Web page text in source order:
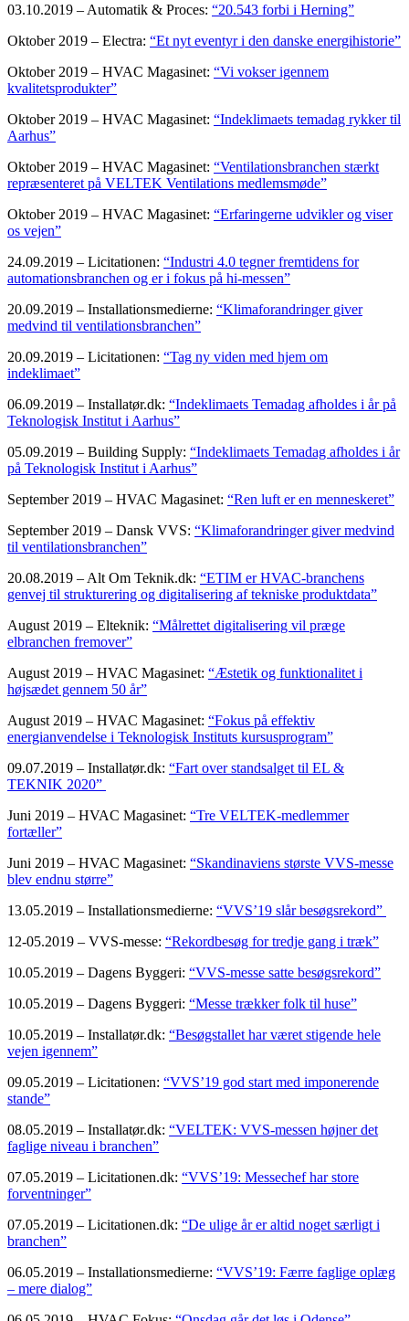
03.10.2019 – Automatik & Proces: “20.543 forbi i Herning”
Oktober 2019 – Electra: “Et nyt eventyr i den danske energihistorie”
Oktober 2019 – HVAC Magasinet: “Vi vokser igennem
kvalitetsprodukter”
Oktober 2019 – HVAC Magasinet: “Indeklimaets temadag rykker til
Aarhus”
Oktober 2019 – HVAC Magasinet: “Ventilationsbranchen stærkt
repræsenteret på VELTEK Ventilations medlemsmøde”
Oktober 2019 – HVAC Magasinet: “Erfaringerne udvikler og viser
os vejen”
24.09.2019 – Licitationen: “Industri 4.0 tegner fremtidens for
automationsbranchen og er i fokus på hi-messen”
20.09.2019 – Installationsmedierne: “Klimaforandringer giver
medvind til ventilationsbranchen”
20.09.2019 – Licitationen: “Tag ny viden med hjem om
indeklimaet”
06.09.2019 – Installatør.dk: “Indeklimaets Temadag afholdes i år på
Teknologisk Institut i Aarhus”
05.09.2019 – Building Supply: “Indeklimaets Temadag afholdes i år
på Teknologisk Institut i Aarhus”
September 2019 – HVAC Magasinet: “Ren luft er en menneskeret”
September 2019 – Dansk VVS: “Klimaforandringer giver medvind
til ventilationsbranchen”
20.08.2019 – Alt Om Teknik.dk: “ETIM er HVAC-branchens
genvej til strukturering og digitalisering af tekniske produktdata”
August 2019 – Elteknik: “Målrettet digitalisering vil præge
elbranchen fremover”
August 2019 – HVAC Magasinet: “Æstetik og funktionalitet i
højsædet gennem 50 år”
August 2019 – HVAC Magasinet: “Fokus på effektiv
energianvendelse i Teknologisk Instituts kursusprogram”
09.07.2019 – Installatør.dk: “Fart over standsalget til EL &
TEKNIK 2020”
Juni 2019 – HVAC Magasinet: “Tre VELTEK-medlemmer
fortæller”
Juni 2019 – HVAC Magasinet: “Skandinaviens største VVS-messe
blev endnu større”
13.05.2019 – Installationsmedierne: “VVS’19 slår besøgsrekord”
12-05.2019 – VVS-messe: “Rekordbesøg for tredje gang i træk”
10.05.2019 – Dagens Byggeri: “VVS-messe satte besøgsrekord”
10.05.2019 – Dagens Byggeri: “Messe trækker folk til huse”
10.05.2019 – Installatør.dk: “Besøgstallet har været stigende hele
vejen igennem”
09.05.2019 – Licitationen: “VVS’19 god start med imponerende
stande”
08.05.2019 – Installatør.dk: “VELTEK: VVS-messen højner det
faglige niveau i branchen”
07.05.2019 – Licitationen.dk: “VVS’19: Messechef har store
forventninger”
07.05.2019 – Licitationen.dk: “De ulige år er altid noget særligt i
branchen”
06.05.2019 – Installationsmedierne: “VVS’19: Færre faglige oplæg
– mere dialog”